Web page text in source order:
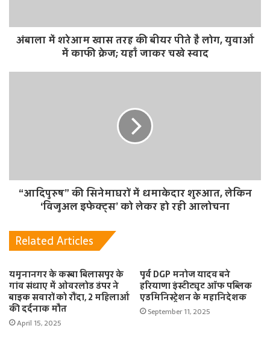
अंबाला में शरेआम खास तरह की बीयर पीते है लोग, युवाओं
में काफी क्रेज; यहाँ जाकर चखे स्वाद
“आदिपुरुष” की सिनेमाघरों में धमाकेदार शुरुआत, लेकिन
‘विजुअल इफेक्ट्स’ को लेकर हो रही आलोचना
Related Articles
यमुनानगर के कस्बा बिलासपुर के
गांव संधाए में ओवरलोड डंपर ने
बाइक सवारों को रौंदा, 2 महिलाओं
की दर्दनाक मौत
April 15, 2025
पूर्व DGP मनोज यादव बने
हरियाणा इंस्टीट्यूट ऑफ पब्लिक
एडमिनिस्ट्रेशन के महानिदेशक
September 11, 2025